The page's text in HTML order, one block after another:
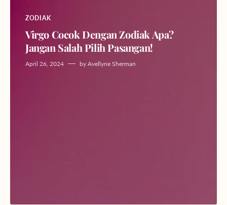
ZODIAK
Virgo Cocok Dengan Zodiak Apa?
Jangan Salah Pilih Pasangan!
April 26, 2024 by Avellyne Sherman